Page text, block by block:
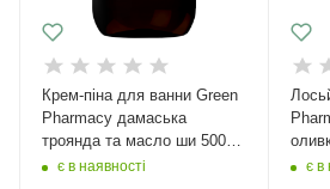
Крем-піна для ванни Green
Pharmacy дамаська
троянда та масло ши 500
млє в наявності є в